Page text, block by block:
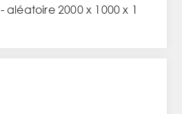
TOLES PERFOREES - aléatoire 2000 x 1000 x 1